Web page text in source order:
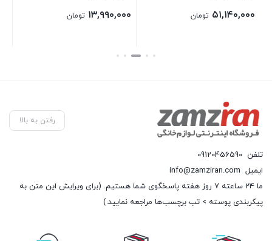
۵۱,۱۴۰,۰۰۰ تومان ۱۳,۹۹۰,۰۰۰ تومان
بستن
رفتن به بالا
تلفن 09120456590
ایمیل info@zamziran.com
ما 24 ساعته 7 روز هفته پاسخگوی شما هستیم. (برای ویرایش این متن به
پیکربندی پوسته > تب برچسب‌ها مراجعه نمایید.)